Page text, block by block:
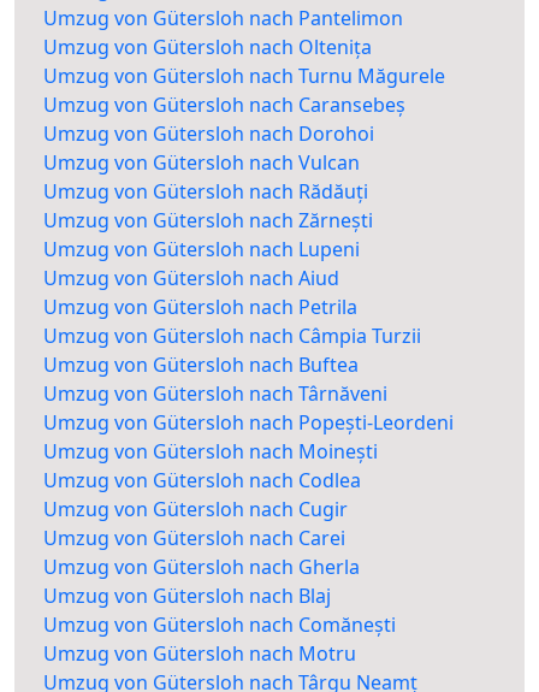
Umzug von Gütersloh nach Pantelimon
Umzug von Gütersloh nach Oltenița
Umzug von Gütersloh nach Turnu Măgurele
Umzug von Gütersloh nach Caransebeș
Umzug von Gütersloh nach Dorohoi
Umzug von Gütersloh nach Vulcan
Umzug von Gütersloh nach Rădăuți
Umzug von Gütersloh nach Zărnești
Umzug von Gütersloh nach Lupeni
Umzug von Gütersloh nach Aiud
Umzug von Gütersloh nach Petrila
Umzug von Gütersloh nach Câmpia Turzii
Umzug von Gütersloh nach Buftea
Umzug von Gütersloh nach Târnăveni
Umzug von Gütersloh nach Popești-Leordeni
Umzug von Gütersloh nach Moinești
Umzug von Gütersloh nach Codlea
Umzug von Gütersloh nach Cugir
Umzug von Gütersloh nach Carei
Umzug von Gütersloh nach Gherla
Umzug von Gütersloh nach Blaj
Umzug von Gütersloh nach Comănești
Umzug von Gütersloh nach Motru
Umzug von Gütersloh nach Târgu Neamț